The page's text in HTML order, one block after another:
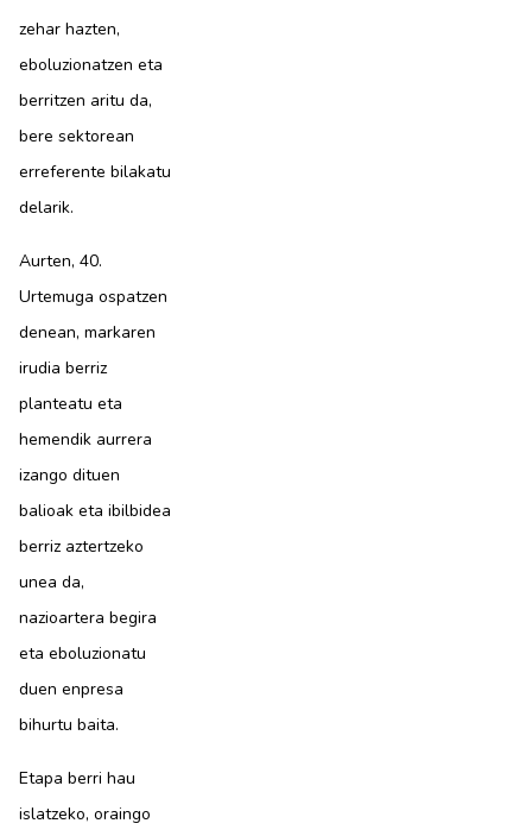
zehar hazten,
eboluzionatzen eta
berritzen aritu da,
bere sektorean
erreferente bilakatu
delarik.
Aurten, 40.
Urtemuga ospatzen
denean, markaren
irudia berriz
planteatu eta
hemendik aurrera
izango dituen
balioak eta ibilbidea
berriz aztertzeko
unea da,
nazioartera begira
eta eboluzionatu
duen enpresa
bihurtu baita.
Etapa berri hau
islatzeko, oraingo